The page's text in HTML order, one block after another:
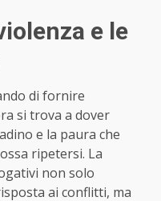
e le
di fornire
si trova a dover
e la paura che
ripetersi. La
non solo
ai conflitti, ma